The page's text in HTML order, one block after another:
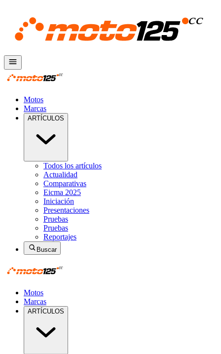
Motos
Marcas
ARTÍCULOS
Todos los artículos
Actualidad
Comparativas
Eicma 2025
Iniciación
Presentaciones
Pruebas
Pruebas
Reportajes
Buscar
Motos
Marcas
ARTÍCULOS